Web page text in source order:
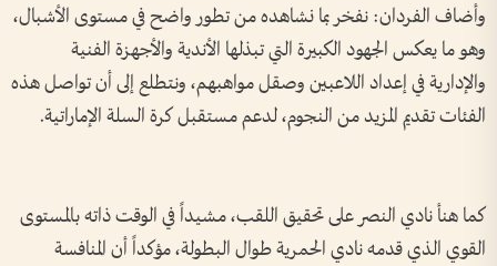
وأضاف الفردان: نفخر بما نشاهده من تطور واضح في مستوى الأشبال،
وهو ما يعكس الجهود الكبيرة التي تبذلها الأندية والأجهزة الفنية
والإدارية في إعداد اللاعبين وصقل مواهبهم، ونتطلع إلى أن تواصل هذه
الفئات تقديم المزيد من النجوم، لدعم مستقبل كرة السلة الإماراتية.
كما هنأ نادي النصر على تحقيق اللقب، مشيداً في الوقت ذاته بالمستوى
القوي الذي قدمه نادي الحمرية طوال البطولة، مؤكداً أن المنافسة